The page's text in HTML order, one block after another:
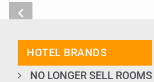
HOTEL BRANDS
NO LONGER SELL ROOMS